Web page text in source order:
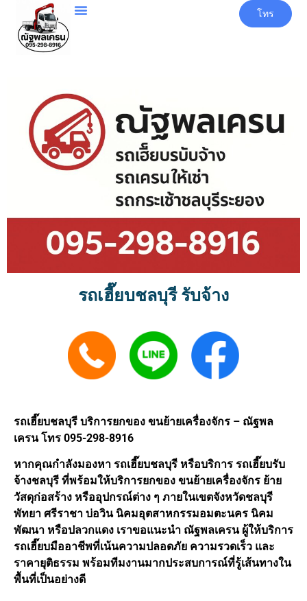
โทร
รถเฮี๊ยบชลบุรี รับจ้าง
รถเฮี๊ยบชลบุรี บริการยกของ ขนย้ายเครื่องจักร – ณัฐพล
เครน โทร 095-298-8916
หากคุณกำลังมองหา รถเฮี๊ยบชลบุรี หรือบริการ รถเฮี๊ยบรับ
จ้างชลบุรี ที่พร้อมให้บริการยกของ ขนย้ายเครื่องจักร ย้าย
วัสดุก่อสร้าง หรืออุปกรณ์ต่าง ๆ ภายในเขตจังหวัดชลบุรี
พัทยา ศรีราชา บ่อวิน นิคมอุตสาหกรรมอมตะนคร นิคม
พัฒนา หรือปลวกแดง เราขอแนะนำ ณัฐพลเครน ผู้ให้บริการ
รถเฮี๊ยบมืออาชีพที่เน้นความปลอดภัย ความรวดเร็ว และ
ราคายุติธรรม พร้อมทีมงานมากประสบการณ์ที่รู้เส้นทางใน
พื้นที่เป็นอย่างดี